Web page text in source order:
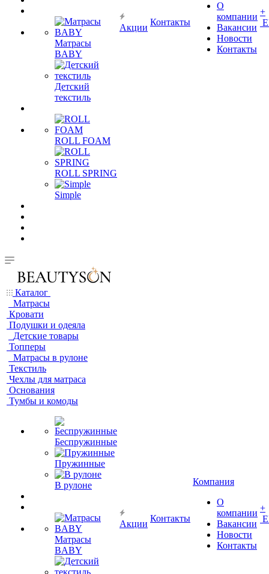
Матрасы
BABY
Детский
текстиль
ROLL FOAM
ROLL SPRING
Simple
Акции
Контакты
О
компании
Вакансии
Новости
Контакты
+
Каталог
Матрасы
Кровати
Подушки и одеяла
Детские товары
Топперы
Матрасы в рулоне
Текстиль
Чехлы для матраса
Основания
Тумбы и комоды
Беспружинные
Пружинные
В рулоне
Матрасы
BABY
Акции
Контакты
Компания
О
компании
Вакансии
Новости
Контакты
+